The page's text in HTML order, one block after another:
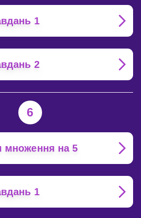
1
2
6
множення на 5
1